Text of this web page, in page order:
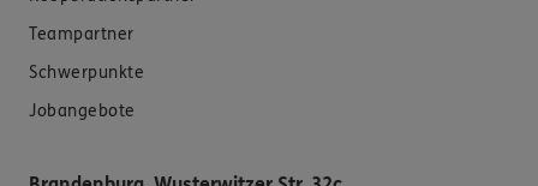
Teampartner
Schwerpunkte
Jobangebote